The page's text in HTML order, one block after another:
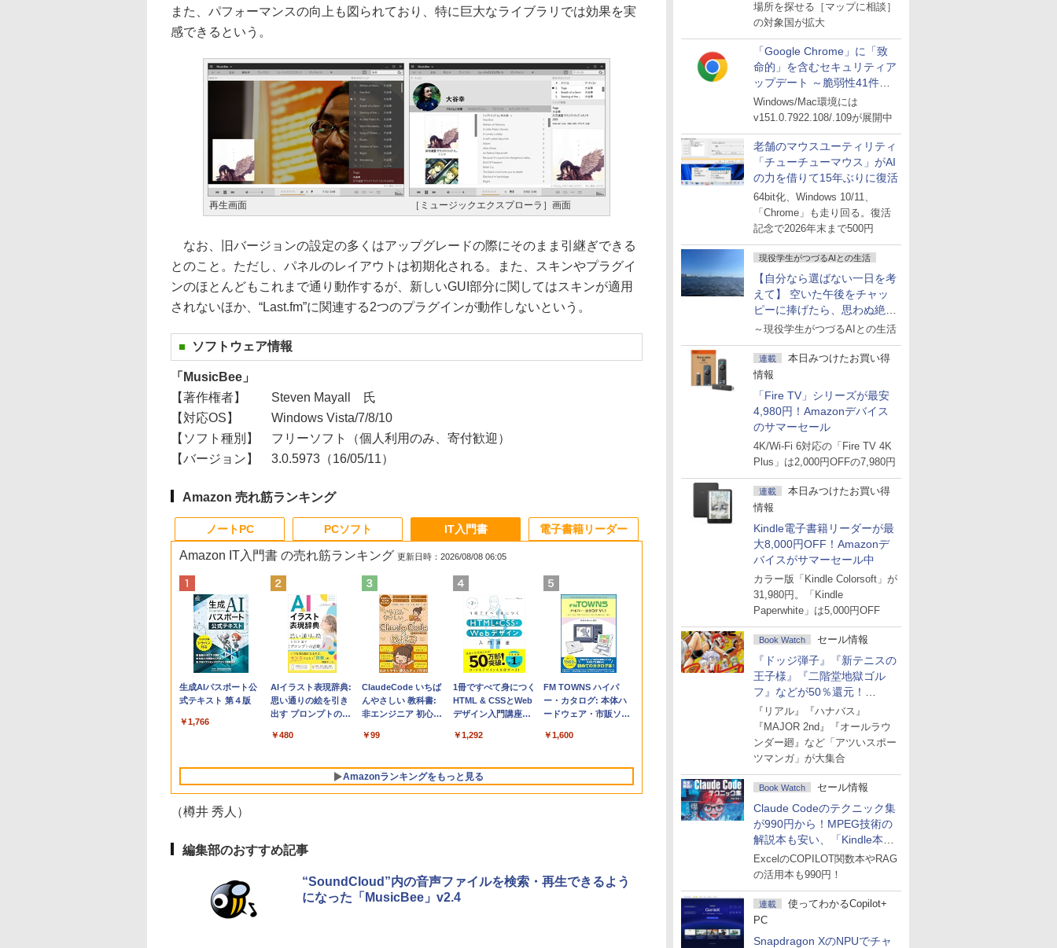
場所を探せる［マップに相談］
の対象国が拡大
「Google Chrome」に「致
命的」を含むセキュリティア
ップデート ～脆弱性41件に
対処
Windows/Mac環境には
v151.0.7922.108/.109が展開中
老舗のマウスユーティリティ
「チューチューマウス」がAI
の力を借りて15年ぶりに復活
64bit化、Windows 10/11、
「Chrome」も走り回る。復活
記念で2026年末まで500円
現役学生がつづるAIとの生活
【自分なら選ばない一日を考
えて】 空いた午後をチャッ
ピーに捧げたら、思わぬ絶景
に出会った話
～現役学生がつづるAIとの生活
連載
本日みつけたお買い得
情報
「Fire TV」シリーズが最安
4,980円！Amazonデバイス
のサマーセール
4K/Wi-Fi 6対応の「Fire TV 4K
Plus」は2,000円OFFの7,980円
連載
本日みつけたお買い得
情報
Kindle電子書籍リーダーが最
大8,000円OFF！Amazonデ
バイスがサマーセール中
カラー版「Kindle Colorsoft」が
31,980円。「Kindle
Paperwhite」は5,000円OFF
Book Watch セール情報
『ドッジ弾子』『新テニスの
王子様』『二階堂地獄ゴル
フ』などが50％還元！
Amazonマンガ週末セール
『リアル』『ハナバス』
『MAJOR 2nd』『オールラウ
ンダー廻』など「アツいスポー
ツマンガ」が大集合
Book Watch セール情報
Claude Codeのテクニック集
が990円から！MPEG技術の
解説本も安い、「Kindle本サ
マーセール」第2弾開始！
ExcelのCOPILOT関数本やRAG
の活用本も990円！
連載
使ってわかるCopilot+
PC
Snapdragon XのNPUでチャ
また、パフォーマンスの向上も図られており、特に巨大なライブラリでは効果を実
感できるという。
再生画面 ［ミュージックエクスプローラ］画面
なお、旧バージョンの設定の多くはアップグレードの際にそのまま引継ぎできる
とのこと。ただし、パネルのレイアウトは初期化される。また、スキンやプラグイ
ンのほとんどもこれまで通り動作するが、新しいGUI部分に関してはスキンが適用
されないほか、“Last.fm”に関連する2つのプラグインが動作しないという。
ソフトウェア情報
「MusicBee」
【著作権者】
Steven Mayall 氏
【対応OS】
Windows Vista/7/8/10
【ソフト種別】
フリーソフト（個人利用のみ、寄付歓迎）
【バージョン】
3.0.5973（16/05/11）
Amazon 売れ筋ランキング
ノートPC
Apple 2026
MacBook Neo A18
ンチノートブック：
Retinaディスプレ
512GB SSD、1080p
FaceTime HDカメ
ラ、Touch ID - イン
AppleCare+ for 13イ
tomtoc 360°保護
15.6 16インチ パソコ
ンケース Dell NEC
dynabook Lenovo
￥2,952
Apple 2026
MacBook Air M5チ
ップ搭載13インチノ
Apple Intelligence、
Retinaディスプレ
イ、16GBユニファイ
ドメモリ、1TB SSD
￥261,414
【Amazon.co.jp限
定】 HP ノートパソ
コン 15-fd 15.6イン
512GB SSD インテ
￥129,800
FMV ノートパソコン
WE1-K3 (MS 365
Personal/Copilotキー
型/Core i5/16GB/SSD
FMVWK3E15W_AZ
￥139,880
PCソフト
Robloxギフトカード
- 800 Robux 【限定
を含む】 【オンライ
インコード版
Robloxギフトカード
- 1000 Robux 【限定
バーチャルアイテム
ンゲームコード】 ロ
ンコード版
￥1,600
Microsoft Office
Home & Business
2024(最新 永続版)|オ
版|Windows11、
￥39,582
Robloxギフトカード
- 2,000 Robux 【限
定バーチャルアイテ
インゲームコード】
ラインコード版
￥3,200
Windows版 |
Minecraft (マインクラ
フト): Java & Bedrock
ード版
￥3,600
IT入門書
Amazon IT入門書 の売れ筋ランキング 更新日時：2026/08/08 06:05
生成AIパスポート公
式テキスト 第４版
￥1,766
AIイラスト表現辞典:
思い通りの絵を引き
出す プロンプトの言
ズ (はぴーイラスト
￥480
ClaudeCode いちば
んやさしい 教科書:
非エンジニア 初心者
マニュアル AI副業に
もKindle出版にも！
非エンジニアのため
のAIコーディング入
￥99
1冊ですべて身につく
HTML & CSSとWeb
デザイン入門講座
￥1,292
FM TOWNS ハイパ
ー・カタログ: 本体ハ
ードウェア・市販ソフ
トリストと最新エミュ
￥1,600
Amazonランキングをもっと見る
電子書籍リーダー
（樽井 秀人）
編集部のおすすめ記事
“SoundCloud”内の音声ファイルを検索・再生できるよう
になった「MusicBee」v2.4